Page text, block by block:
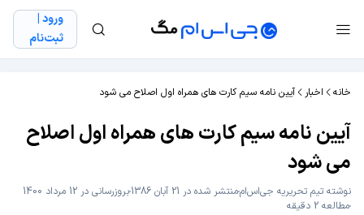
ورود |
ثبت‌نام
خانه اخبار آیین نامه سیم کارت های همراه اول اصلاح می شود
آیین نامه سیم کارت های همراه اول اصلاح
می شود
نوشته تیم تحریریه جی‌اس‌اممنتشر شده در 21 آبان 1386
بروزرسانی در 12 مرداد 1400
مطالعه 2 دقیقه